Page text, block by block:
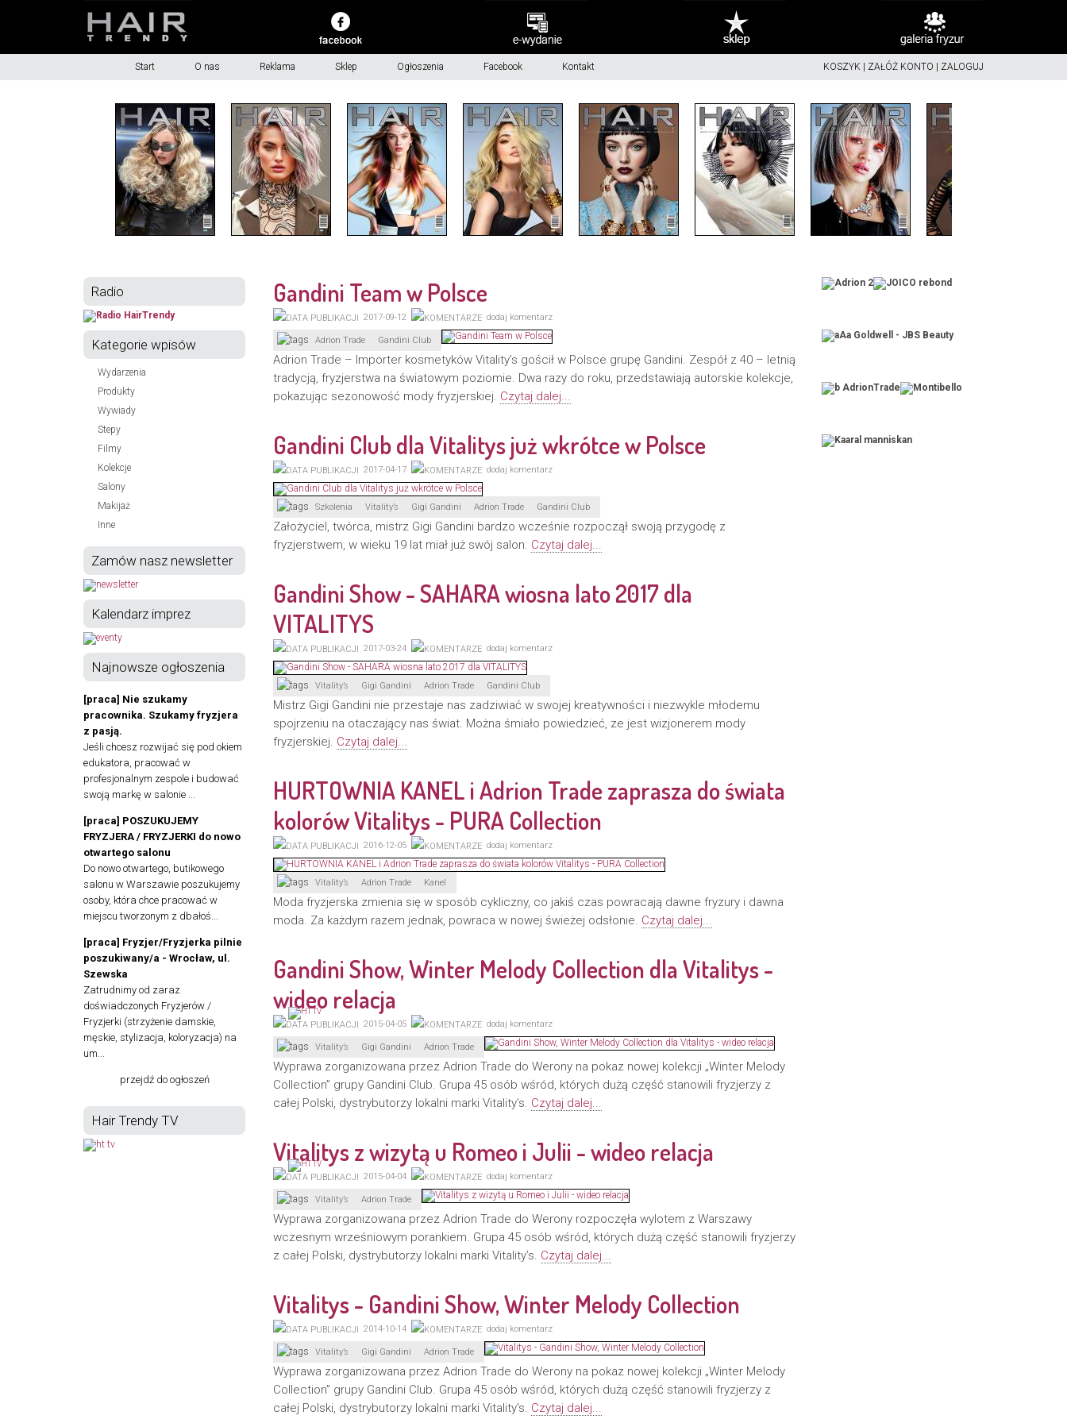
Start O nas Reklama Sklep Ogłoszenia Facebook Kontakt KOSZYK ZAŁÓŻ KONTO ZALOGUJ
Radio
Kategorie wpisów
Wydarzenia
Produkty
Wywiady
Stepy
Filmy
Kolekcje
Salony
Makijaż
Inne
Zamów nasz newsletter
Kalendarz imprez
Najnowsze ogłoszenia
[praca] Nie szukamy
pracownika. Szukamy fryzjera
z pasją.
Jeśli chcesz rozwijać się pod okiem
edukatora, pracować w
profesjonalnym zespole i budować
swoją markę w salonie ...
[praca] POSZUKUJEMY
FRYZJERA / FRYZJERKI do nowo
otwartego salonu
Do nowo otwartego, butikowego
salonu w Warszawie poszukujemy
osoby, która chce pracować w
miejscu tworzonym z dbałoś...
[praca] Fryzjer/Fryzjerka pilnie
poszukiwany/a - Wrocław, ul.
Szewska
Zatrudnimy od zaraz
doświadczonych Fryzjerów /
Fryzjerki (strzyżenie damskie,
męskie, stylizacja, koloryzacja) na
um...
przejdź do ogłoszeń
Hair Trendy TV
Gandini Team w Polsce
2017-09-12 dodaj komentarz
Adrion Trade Gandini Club
Adrion Trade – Importer kosmetyków Vitality’s gościł w Polsce grupę Gandini. Zespół z 40 – letnią
tradycją, fryzjerstwa na światowym poziomie. Dwa razy do roku, przedstawiają autorskie kolekcje,
pokazując sezonowość mody fryzjerskiej. Czytaj dalej...
Gandini Club dla Vitalitys już wkrótce w Polsce
2017-04-17 dodaj komentarz
Szkolenia Vitality’s Gigi Gandini Adrion Trade Gandini Club
Założyciel, twórca, mistrz Gigi Gandini bardzo wcześnie rozpoczął swoją przygodę z
fryzjerstwem, w wieku 19 lat miał już swój salon. Czytaj dalej...
Gandini Show - SAHARA wiosna lato 2017 dla
VITALITYS
2017-03-24 dodaj komentarz
Vitality’s Gigi Gandini Adrion Trade Gandini Club
Mistrz Gigi Gandini nie przestaje nas zadziwiać w swojej kreatywności i niezwykle młodemu
spojrzeniu na otaczający nas świat. Można śmiało powiedzieć, ze jest wizjonerem mody
fryzjerskiej. Czytaj dalej...
HURTOWNIA KANEL i Adrion Trade zaprasza do świata
kolorów Vitalitys - PURA Collection
2016-12-05 dodaj komentarz
Vitality’s Adrion Trade Kanel
Moda fryzjerska zmienia się w sposób cykliczny, co jakiś czas powracają dawne fryzury i dawna
moda. Za każdym razem jednak, powraca w nowej świeżej odsłonie. Czytaj dalej...
Gandini Show, Winter Melody Collection dla Vitalitys -
wideo relacja
2015-04-05 dodaj komentarz
Vitality’s Gigi Gandini Adrion Trade
Wyprawa zorganizowana przez Adrion Trade do Werony na pokaz nowej kolekcji „Winter Melody
Collection” grupy Gandini Club. Grupa 45 osób wśród, których dużą część stanowili fryzjerzy z
całej Polski, dystrybutorzy lokalni marki Vitality’s. Czytaj dalej...
Vitalitys z wizytą u Romeo i Julii - wideo relacja
2015-04-04 dodaj komentarz
Vitality’s Adrion Trade
Wyprawa zorganizowana przez Adrion Trade do Werony rozpoczęła wylotem z Warszawy
wczesnym wrześniowym porankiem. Grupa 45 osób wśród, których dużą część stanowili fryzjerzy
z całej Polski, dystrybutorzy lokalni marki Vitality’s. Czytaj dalej...
Vitalitys - Gandini Show, Winter Melody Collection
2014-10-14 dodaj komentarz
Vitality’s Gigi Gandini Adrion Trade
Wyprawa zorganizowana przez Adrion Trade do Werony na pokaz nowej kolekcji „Winter Melody
Collection” grupy Gandini Club. Grupa 45 osób wśród, których dużą część stanowili fryzjerzy z
całej Polski, dystrybutorzy lokalni marki Vitality’s. Czytaj dalej...